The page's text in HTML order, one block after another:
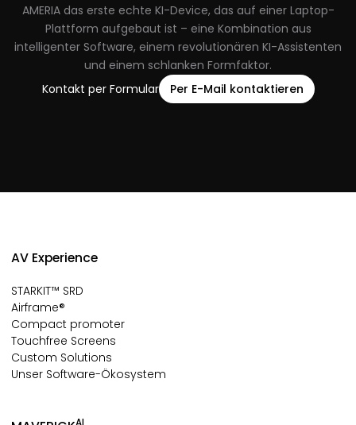
AMERIA das erste echte KI-Device, das auf einer Laptop-
Plattform aufgebaut ist – eine Kombination aus
intelligenter Software, einem revolutionären KI-Assistenten
und einem schlanken Formfaktor.
Kontakt per Formular
Per E-Mail kontaktieren
AV Experience
STARKIT™ SRD
Airframe®
Compact promoter
Touchfree Screens
Custom Solutions
Unser Software-Ökosystem